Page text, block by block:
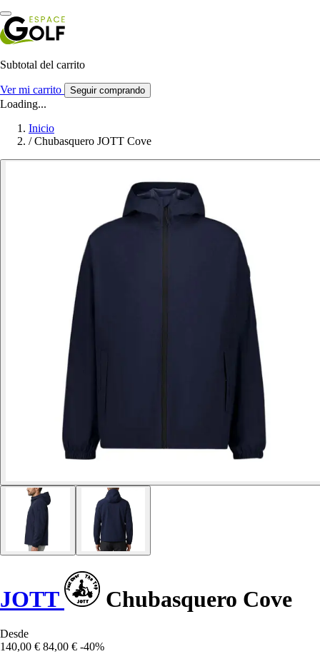
Subtotal del carrito
Ver mi carrito Seguir comprando
Loading...
Inicio
/ Chubasquero JOTT Cove
JOTT Chubasquero Cove
Desde
140,00 € 84,00 € -40%